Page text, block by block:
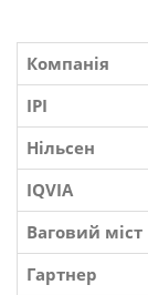
Компанія
ІРІ
Нільсен
IQVIA
Ваговий міст
Гартнер